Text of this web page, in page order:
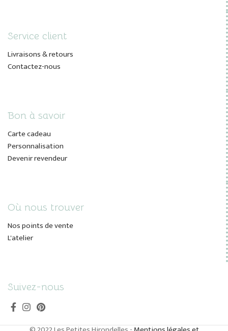
Service client
Livraisons & retours
Contactez-nous
Bon à savoir
Carte cadeau
Personnalisation
Devenir revendeur
Où nous trouver
Nos points de vente
L'atelier
Suivez-nous